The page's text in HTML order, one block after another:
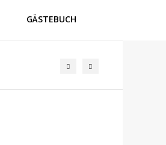
GÄSTEBUCH